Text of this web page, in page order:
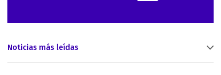
Noticias más leídas